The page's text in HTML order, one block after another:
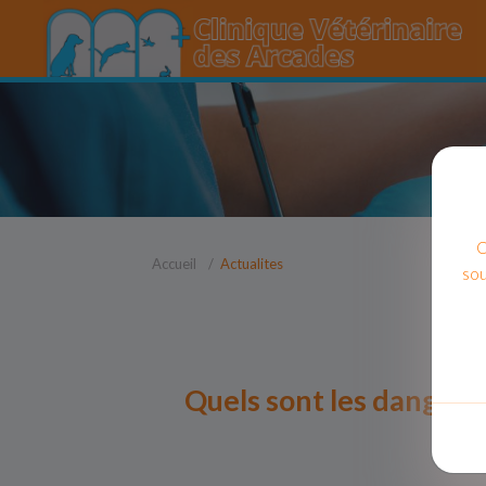
Accueil Actualites
Quels sont les